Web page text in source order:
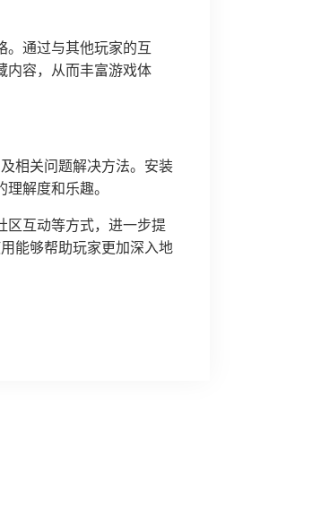
。通过与其他玩家的互
内容，从而丰富游戏体
相关问题解决方法。安装
解度和乐趣。
区互动等方式，进一步提
能够帮助玩家更加深入地